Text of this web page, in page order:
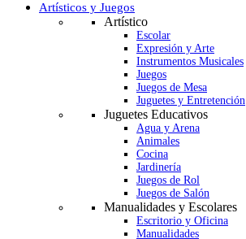
Artísticos y Juegos
Artístico
Escolar
Expresión y Arte
Instrumentos Musicales
Juegos
Juegos de Mesa
Juguetes y Entretención
Juguetes Educativos
Agua y Arena
Animales
Cocina
Jardinería
Juegos de Rol
Juegos de Salón
Manualidades y Escolares
Escritorio y Oficina
Manualidades